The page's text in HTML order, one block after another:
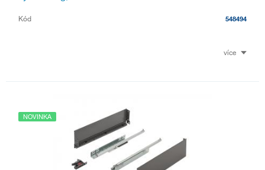
Kód 548494
více
NOVINKA